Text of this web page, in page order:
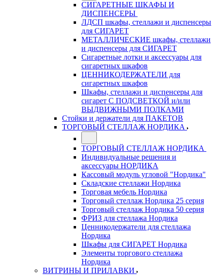
СИГАРЕТНЫЕ ШКАФЫ И
ДИСПЕНСЕРЫ
ЛДСП шкафы, стеллажи и диспенсеры
для СИГАРЕТ
МЕТАЛЛИЧЕСКИЕ шкафы, стеллажи
и диспенсеры для СИГАРЕТ
Сигаретные лотки и аксессуары для
сигаретных шкафов
ЦЕННИКОДЕРЖАТЕЛИ для
сигаретных шкафов
Шкафы, стеллажи и диспенсеры для
сигарет С ПОДСВЕТКОЙ и/или
ВЫДВИЖНЫМИ ПОЛКАМИ
Стойки и держатели для ПАКЕТОВ
ТОРГОВЫЙ СТЕЛЛАЖ НОРДИКА
ТОРГОВЫЙ СТЕЛЛАЖ НОРДИКА
Индивидуальные решения и
аксессуары НОРДИКА
Кассовый модуль угловой "Нордика"
Складские стеллажи Нордика
Торговая мебель Нордика
Торговый стеллаж Нордика 25 серия
Торговый стеллаж Нордика 50 серия
ФРИЗ для стеллажа Нордика
Ценникодержатели для стеллажа
Нордика
Шкафы для СИГАРЕТ Нордика
Элементы торгового стеллажа
Нордика
ВИТРИНЫ И ПРИЛАВКИ